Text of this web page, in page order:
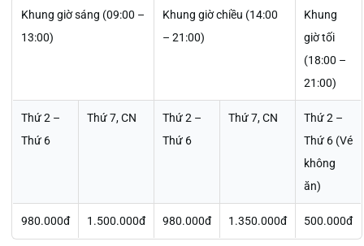
Khung giờ sáng (09:00 –
13:00)
Khung giờ chiều (14:00
– 21:00)
Khung
giờ tối
(18:00 –
21:00)
Thứ 2 –
Thứ 6
Thứ 7, CN
Thứ 2 –
Thứ 6
Thứ 7, CN
Thứ 2 –
Thứ 6 (Vé
không
ăn)
980.000đ 1.500.000đ 980.000đ 1.350.000đ 500.000đ